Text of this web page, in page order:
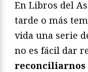
En Libros del
tarde o más
vida una serie
no es fácil dar
reconciliarnos